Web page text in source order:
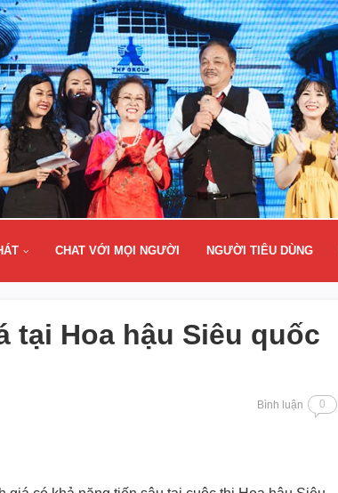
CHAT VỚI MỌI NGƯỜI NGƯỜI TIÊU DÙNG
tại Hoa hậu Siêu quốc
Bình luận 0